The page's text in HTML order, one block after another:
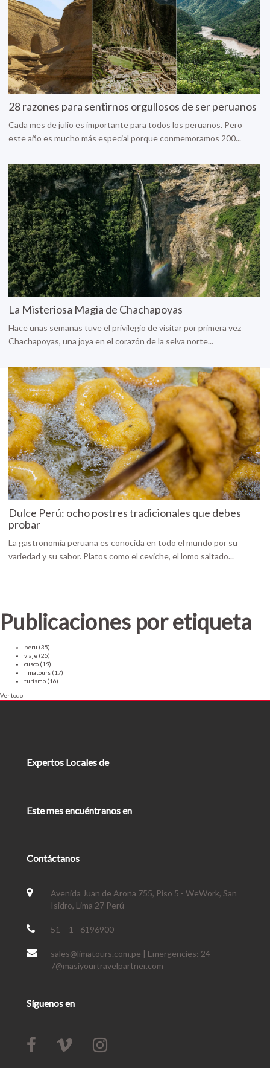
28 razones para sentirnos orgullosos de ser peruanos
Cada mes de julio es importante para todos los peruanos. Pero
este año es mucho más especial porque conmemoramos 200...
La Misteriosa Magia de Chachapoyas
Hace unas semanas tuve el privilegio de visitar por primera vez
Chachapoyas, una joya en el corazón de la selva norte...
Dulce Perú: ocho postres tradicionales que debes
probar
La gastronomía peruana es conocida en todo el mundo por su
variedad y su sabor. Platos como el ceviche, el lomo saltado...
Publicaciones por etiqueta
peru (35)
viaje (25)
cusco (19)
limatours (17)
turismo (16)
Ver todo
Expertos Locales de
Este mes encuéntranos en
Contáctanos
Avenida Juan de Arona 755, Piso 5 - WeWork, San
Isidro, Lima 27 Perú
51 – 1 –6196900
sales@limatours.com.pe | Emergencies: 24-
7@masiyourtravelpartner.com
Síguenos en